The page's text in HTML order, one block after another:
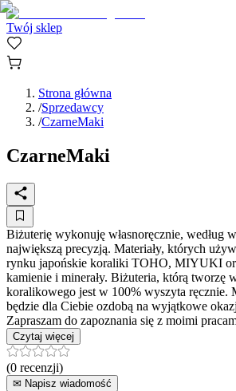
Twój sklep
Strona główna
/Sprzedawcy
/CzarneMaki
CzarneMaki
Biżuterię wykonuję własnoręcznie, według
największą precyzją. Materiały, których
rynku japońskie koraliki TOHO, MIYUKI
kamienie i minerały. Biżuteria, którą tworzę
koralikowego jest w 100% wyszyta ręcznie.
będzie dla Ciebie ozdobą na wyjątkowe
Zapraszam do zapoznania się z moimi
Czytaj więcej
(0 recenzji)
✉ Napisz wiadomość